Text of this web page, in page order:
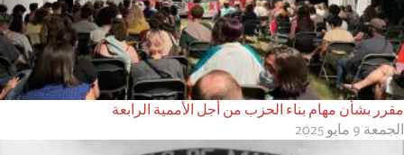
مقرر بشأن مهام بناء الحزب من أجل الأممية الرابعة
الجمعة 9 مايو 2025